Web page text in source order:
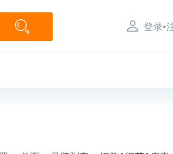
登录•